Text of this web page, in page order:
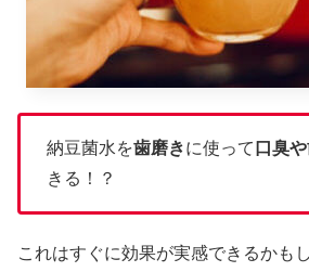
納豆菌水を歯磨きに使って 口臭
きる！？
これはすぐに効果が実感できるかも